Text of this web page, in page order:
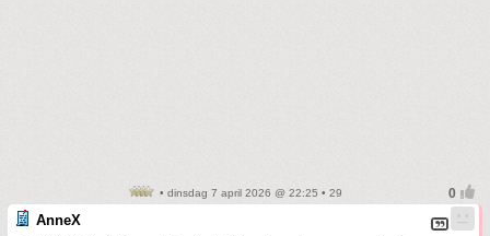
• dinsdag 7 april 2026 @ 22:25 • 29
AnneX